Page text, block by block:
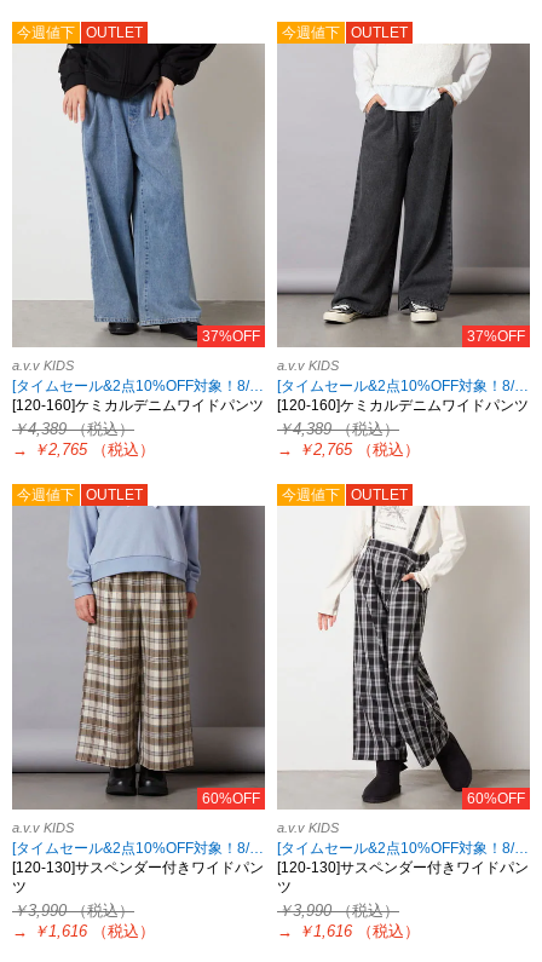
今週値下 OUTLET
37%OFF
a.v.v KIDS
[タイムセール&2点10%OFF対象！8/17 8:59まで]
[120-160]ケミカルデニムワイドパンツ
￥4,389（税込）
→
￥2,765 （税込）
今週値下 OUTLET
37%OFF
a.v.v KIDS
[タイムセール&2点10%OFF対象！8/17 8:59まで]
[120-160]ケミカルデニムワイドパンツ
￥4,389（税込）
→
￥2,765 （税込）
今週値下 OUTLET
60%OFF
a.v.v KIDS
[タイムセール&2点10%OFF対象！8/17 8:59まで]
[120-130]サスペンダー付きワイドパン
ツ
￥3,990（税込）
→
￥1,616 （税込）
今週値下 OUTLET
60%OFF
a.v.v KIDS
[タイムセール&2点10%OFF対象！8/17 8:59まで]
[120-130]サスペンダー付きワイドパン
ツ
￥3,990（税込）
→
￥1,616 （税込）